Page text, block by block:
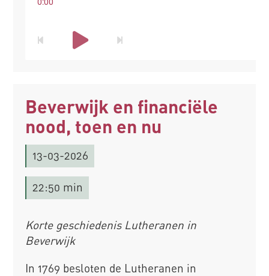
Beverwijk en financiële
nood, toen en nu
13-03-2026
22:50 min
Korte geschiedenis Lutheranen in
Beverwijk
In 1769 besloten de Lutheranen in